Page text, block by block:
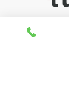
a cura